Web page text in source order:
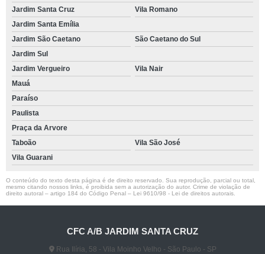
Jardim Santa Cruz
Vila Romano
Jardim Santa Emília
Jardim São Caetano
São Caetano do Sul
Jardim Sul
Jardim Vergueiro
Vila Nair
Mauá
Paraíso
Paulista
Praça da Arvore
Taboão
Vila São José
Vila Guarani
O conteúdo do texto desta página é de direito reservado. Sua reprodução, parcial ou total,
mesmo citando nossos links, é proibida sem a autorização do autor. Crime de violação de
direito autoral – artigo 184 do Código Penal – Lei 9610/98 - Lei de direitos autorais
CFC A/B JARDIM SANTA CRUZ
Rua Ilíria, 58 - Vila Moinho Velho - São Paulo - SP